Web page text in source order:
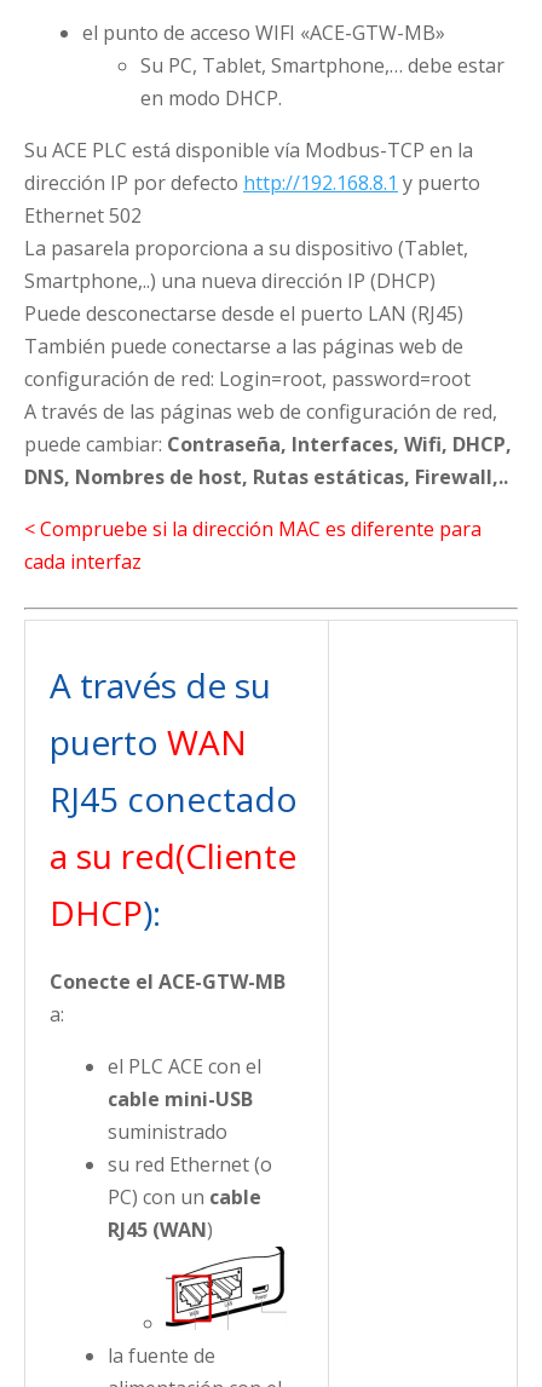
el punto de acceso WIFI «ACE-GTW-MB»
Su PC, Tablet, Smartphone,… debe estar
en modo DHCP.
Su ACE PLC está disponible vía Modbus-TCP en la
dirección IP por defecto http://192.168.8.1 y puerto
Ethernet 502
La pasarela proporciona a su dispositivo (Tablet,
Smartphone,..) una nueva dirección IP (DHCP)
Puede desconectarse desde el puerto LAN (RJ45)
También puede conectarse a las páginas web de
configuración de red: Login=root, password=root
A través de las páginas web de configuración de red,
puede cambiar: Contraseña, Interfaces, Wifi, DHCP,
DNS, Nombres de host, Rutas estáticas, Firewall,..
< Compruebe si la dirección MAC es diferente para
cada interfaz
A través de su
puerto WAN
RJ45 conectado
a su red(Cliente
DHCP):
Conecte el ACE-GTW-MB
a:
el PLC ACE con el
cable mini-USB
suministrado
su red Ethernet (o
PC) con un cable
RJ45 (WAN)
la fuente de